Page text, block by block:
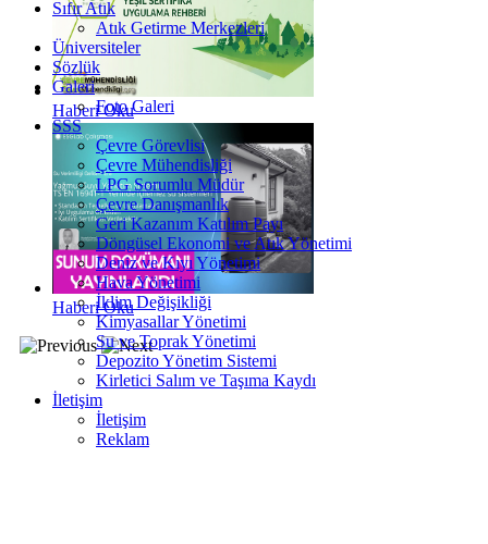
Haberi Oku
Haberi Oku
Sıfır Atık
Atık Getirme Merkezleri
Üniversiteler
Sözlük
Galeri
Foto Galeri
SSS
Çevre Görevlisi
Çevre Mühendisliği
LPG Sorumlu Müdür
Çevre Danışmanlık
Geri Kazanım Katılım Payı
Döngüsel Ekonomi ve Atık Yönetimi
Deniz ve Kıyı Yönetimi
Hava Yönetimi
İklim Değişikliği
Kimyasallar Yönetimi
Su ve Toprak Yönetimi
Depozito Yönetim Sistemi
Kirletici Salım ve Taşıma Kaydı
İletişim
İletişim
Reklam